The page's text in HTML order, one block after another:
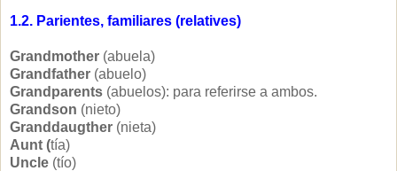
1.2. Parientes, familiares (relatives)
Grandmother (abuela)
Grandfather (abuelo)
Grandparents (abuelos): para referirse a ambos.
Grandson (nieto)
Granddaugther (nieta)
Aunt (tía)
Uncle (tío)